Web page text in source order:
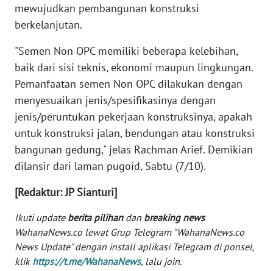
mewujudkan pembangunan konstruksi
berkelanjutan.
"Semen Non OPC memiliki beberapa kelebihan,
baik dari sisi teknis, ekonomi maupun lingkungan.
Pemanfaatan semen Non OPC dilakukan dengan
menyesuaikan jenis/spesifikasinya dengan
jenis/peruntukan pekerjaan konstruksinya, apakah
untuk konstruksi jalan, bendungan atau konstruksi
bangunan gedung," jelas Rachman Arief. Demikian
dilansir dari laman pugoid, Sabtu (7/10).
[Redaktur: JP Sianturi]
Ikuti update berita pilihandan breaking news
WahanaNews.co lewat Grup Telegram "WahanaNews.co
News Update" dengan install aplikasi Telegram di ponsel,
klik https://t.me/WahanaNews, lalu join.
WN
SERAMBI
WN
WN
SULTRA
WN
NTB
WN
SULTENG
WN
SULBAR